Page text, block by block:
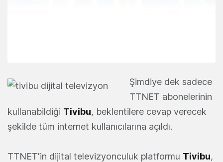
Şimdiye dek sadece
TTNET abonelerinin
kullanabildiği Tivibu, beklentilere cevap verecek
şekilde tüm internet kullanıcılarına açıldı.
TTNET'in dijital televizyonculuk platformu Tivibu,